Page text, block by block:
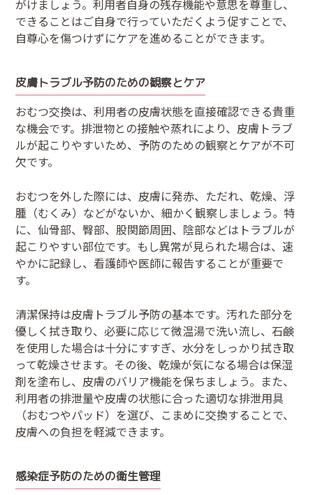
がけましょう。利用者自身の残存機能や意思を尊重し、
できることはご自身で行っていただくよう促すことで、
自尊心を傷つけずにケアを進めることができます。
皮膚トラブル予防のための観察とケア
おむつ交換は、利用者の皮膚状態を直接確認できる貴重
な機会です。排泄物との接触や蒸れにより、皮膚トラブ
ルが起こりやすいため、予防のための観察とケアが不可
欠です。
おむつを外した際には、皮膚に発赤、ただれ、乾燥、浮
腫（むくみ）などがないか、細かく観察しましょう。特
に、仙骨部、臀部、股関節周囲、陰部などはトラブルが
起こりやすい部位です。もし異常が見られた場合は、速
やかに記録し、看護師や医師に報告することが重要で
す。
清潔保持は皮膚トラブル予防の基本です。汚れた部分を
優しく拭き取り、必要に応じて微温湯で洗い流し、石鹸
を使用した場合は十分にすすぎ、水分をしっかり拭き取
って乾燥させます。その後、乾燥が気になる場合は保湿
剤を塗布し、皮膚のバリア機能を保ちましょう。また、
利用者の排泄量や皮膚の状態に合った適切な排泄用具
（おむつやパッド）を選び、こまめに交換することで、
皮膚への負担を軽減できます。
感染症予防のための衛生管理